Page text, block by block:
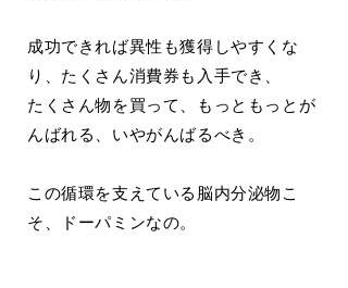
成功できれば異性も獲得しやすくな
り、たくさん消費券も入手でき、
たくさん物を買って、もっともっとが
んばれる、いやがんばるべき。
この循環を支えている脳内分泌物こ
そ、ドーパミンなの。